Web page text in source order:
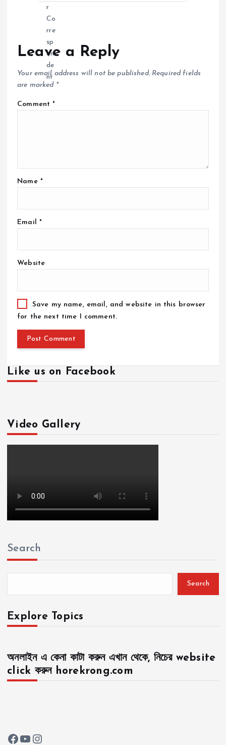
Leave a Reply
Your email address will not be published. Required fields
are marked *
Comment*
Name *
Email *
Website
Save my name, email, and website in this browser
for the next time I comment.
Like us on Facebook
Video Gallery
Search
Search
Explore Topics
অনলাইন এ কেনা কাটা করুন এখান থেকে, নিচের website
click করুন horekrong.com
Facebook YouTube Instagram